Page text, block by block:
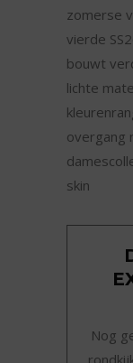
zomerse
vierde
bouwt
lichte
overgang
skin
Nog